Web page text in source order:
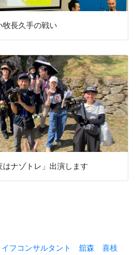
牧長久手の戦い
ナゾトレ」出演します
イフコンサルタント 舘森 喜枝